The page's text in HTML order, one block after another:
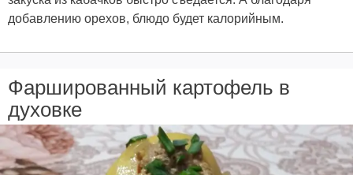
добавлению орехов, блюдо будет калорийным.
Фаршированный картофель в
духовке